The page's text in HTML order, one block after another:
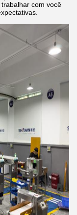
com você